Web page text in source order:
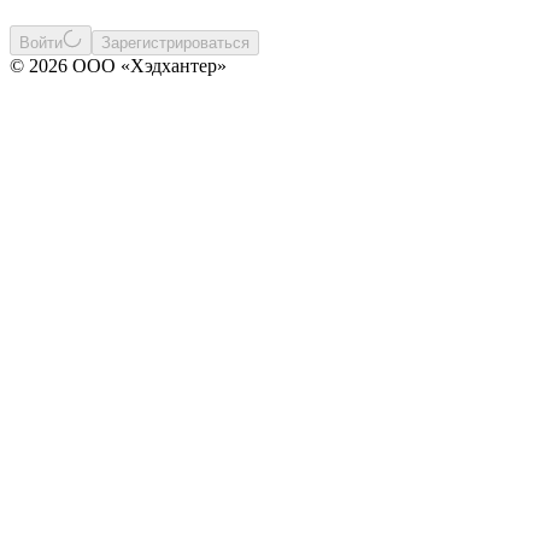
Войти Зарегистрироваться
© 2026 ООО «Хэдхантер»